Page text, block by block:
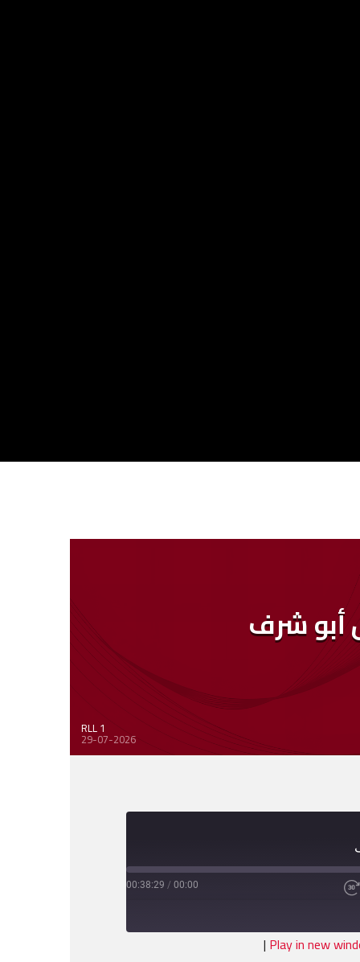
أبو شرف
RLL 1
29-07-2026
Fast
seconds
00:00
/
00:38:29
| Play in new